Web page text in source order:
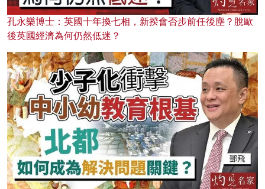
孔永樂博士：英國十年換七相，新揆會否步前任後塵？脫歐
後英國經濟為何仍然低迷？